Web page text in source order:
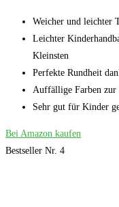
Weicher und leichter
Leichter
Kleinsten
Perfekte Rundheit
Auffällige Farben zur
Sehr gut für Kinder
Bei Amazon kaufen
Bestseller Nr. 4